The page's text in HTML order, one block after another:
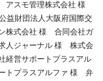
スモ管理株式会社 様
財団法人大阪府国際交
株式会社 様 合同会社ガ
人ジャーナル 様 株式会
経営サポートプラスアル
トプラスアルファ 様 弁